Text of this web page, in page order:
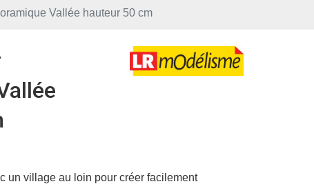
Vallée hauteur 50 cm
un village au loin pour créer facilement